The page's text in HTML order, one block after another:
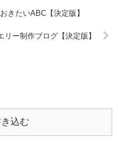
きたいABC【決定版】
ー制作ブログ【決定版】
込む